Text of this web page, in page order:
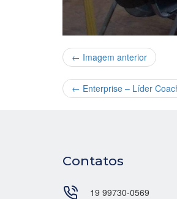
← Imagem anterior
← Enterprise – Líder
Contatos
19 99730-0569